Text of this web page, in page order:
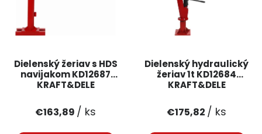
Dielenský žeriav s HDS
navijakom KD12687
KRAFT&DELE
€163,89 / ks
Dielenský hydraulický
žeriav 1t KD12684
KRAFT&DELE
€175,82 / ks